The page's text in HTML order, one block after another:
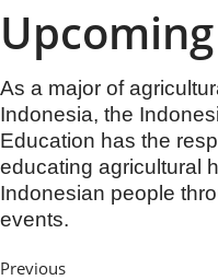
As a major of
Indonesia, the
Education has the
educating agricultural
Indonesian people
events.
Previous